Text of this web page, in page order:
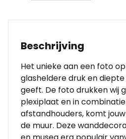
Beschrijving
Het unieke aan een foto
glasheldere druk en
geeft. De foto drukken wij
plexiplaat en in
afstandhouders, komt
de muur. Deze